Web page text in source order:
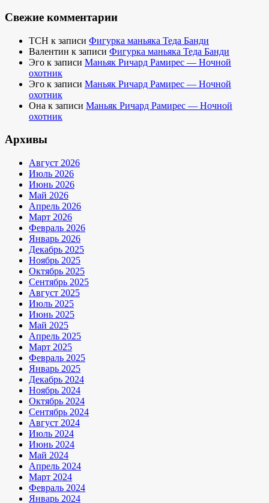
Свежие комментарии
TCH к записи Фигурка маньяка Теда Банди
Валентин к записи Фигурка маньяка Теда Банди
Эго к записи Маньяк Ричард Рамирес — Ночной
охотник
Эго к записи Маньяк Ричард Рамирес — Ночной
охотник
Она к записи Маньяк Ричард Рамирес — Ночной
охотник
Архивы
Август 2026
Июль 2026
Июнь 2026
Май 2026
Апрель 2026
Март 2026
Февраль 2026
Январь 2026
Декабрь 2025
Ноябрь 2025
Октябрь 2025
Сентябрь 2025
Август 2025
Июль 2025
Июнь 2025
Май 2025
Апрель 2025
Март 2025
Февраль 2025
Январь 2025
Декабрь 2024
Ноябрь 2024
Октябрь 2024
Сентябрь 2024
Август 2024
Июль 2024
Июнь 2024
Май 2024
Апрель 2024
Март 2024
Февраль 2024
Январь 2024